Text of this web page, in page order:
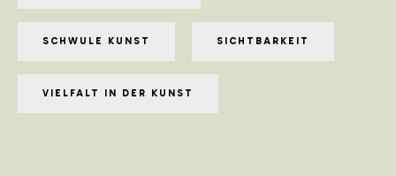
SCHWULE KUNST SICHTBARKEIT
VIELFALT IN DER KUNST